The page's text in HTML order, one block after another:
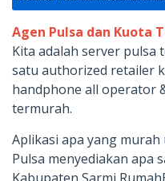
Agen Pulsa dan Kuota
Kita adalah server pulsa
satu authorized retailer
handphone all operator
termurah.
Aplikasi apa yang
Pulsa menyediakan apa
Kabupaten Sarmi